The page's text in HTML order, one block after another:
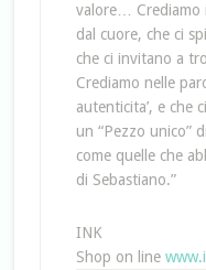
valore… Crediamo
dal cuore, che ci
che ci invitano a
Crediamo nelle
autenticita’, e che
un “Pezzo unico”
come quelle che
di Sebastiano.”
INK
Shop on line